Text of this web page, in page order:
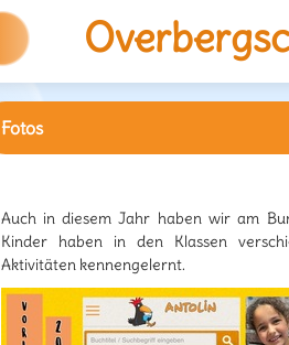
Fotos
Auch in diesem Jahr haben wir am
Kinder haben in den Klassen
Aktivitäten kennengelernt.